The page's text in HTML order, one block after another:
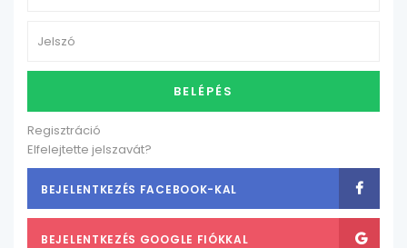
BELÉPÉS
Regisztráció
Elfelejtette jelszavát?
BEJELENTKEZÉS FACEBOOK-KAL
BEJELENTKEZÉS GOOGLE FIÓKKAL